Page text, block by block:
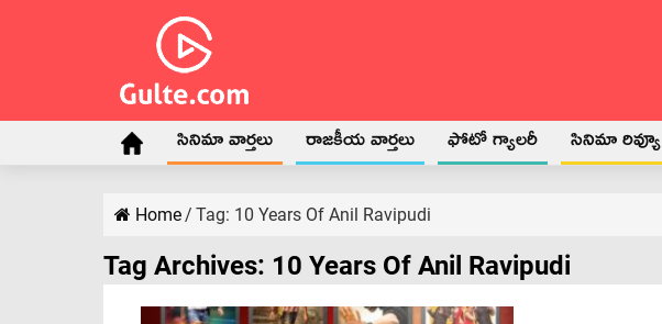
సినిమా వార్తలు రాజకీయ వార్తలు ఫోటో గ్యాలరీ సినిమా రివ్యూ
Home/ Tag: 10 Years Of Anil Ravipudi
Tag Archives: 10 Years Of Anil Ravipudi